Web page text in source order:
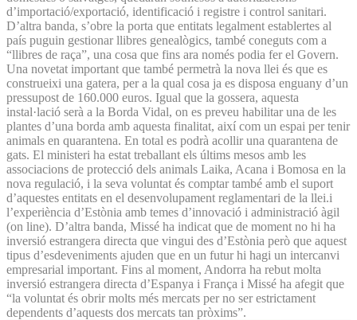
d’importació/exportació, identificació i registre i control sanitari.
D’altra banda, s’obre la porta que entitats legalment establertes al
país puguin gestionar llibres genealògics, també coneguts com a
“llibres de raça”, una cosa que fins ara només podia fer el Govern.
Una novetat important que també permetrà la nova llei és que es
construeixi una gatera, per a la qual cosa ja es disposa enguany d’un
pressupost de 160.000 euros. Igual que la gossera, aquesta
instal·lació serà a la Borda Vidal, on es preveu habilitar una de les
plantes d’una borda amb aquesta finalitat, així com un espai per tenir
animals en quarantena. En total es podrà acollir una quarantena de
gats. El ministeri ha estat treballant els últims mesos amb les
associacions de protecció dels animals Laika, Acana i Bomosa en la
nova regulació, i la seva voluntat és comptar també amb el suport
d’aquestes entitats en el desenvolupament reglamentari de la llei.i
l’experiència d’Estònia amb temes d’innovació i administració àgil
(on line). D’altra banda, Missé ha indicat que de moment no hi ha
inversió estrangera directa que vingui des d’Estònia però que aquest
tipus d’esdeveniments ajuden que en un futur hi hagi un intercanvi
empresarial important. Fins al moment, Andorra ha rebut molta
inversió estrangera directa d’Espanya i França i Missé ha afegit que
“la voluntat és obrir molts més mercats per no ser estrictament
dependents d’aquests dos mercats tan pròxims”.